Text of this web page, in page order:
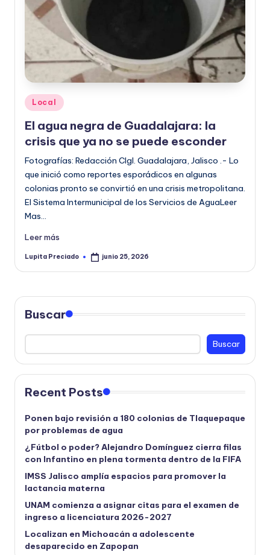
o
m
a
ti
v
a
Publicado
en
Local
El agua negra de Guadalajara: la
crisis que ya no se puede esconder
Fotografías: Redacción CIgl. Guadalajara, Jalisco .- Lo
que inició como reportes esporádicos en algunas
colonias pronto se convirtió en una crisis metropolitana.
El Sistema Intermunicipal de los Servicios de AguaLeer
Mas…
Leer más
Publicado
Lupita Preciado junio 25, 2026
Buscar
Buscar
Recent Posts
Ponen bajo revisión a 180 colonias de Tlaquepaque
por problemas de agua
¿Fútbol o poder? Alejandro Domínguez cierra filas
con Infantino en plena tormenta dentro de la FIFA
IMSS Jalisco amplía espacios para promover la
lactancia materna
UNAM comienza a asignar citas para el examen de
ingreso a licenciatura 2026-2027
Localizan en Michoacán a adolescente
desaparecido en Zapopan